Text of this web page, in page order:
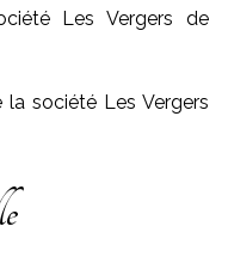
Les Vergers de
société Les Vergers